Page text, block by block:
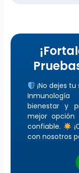
¡No dejes
bienestar y
mejor opción
confiable.
con nosotros